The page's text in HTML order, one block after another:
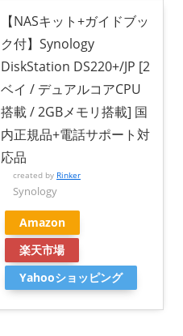
【NASキット+ガイドブッ
ク付】Synology
DiskStation DS220+/JP [2
ベイ / デュアルコアCPU
搭載 / 2GBメモリ搭載] 国
内正規品+電話サポート対
応品
created by Rinker
Synology
Amazon
楽天市場
Yahooショッピング